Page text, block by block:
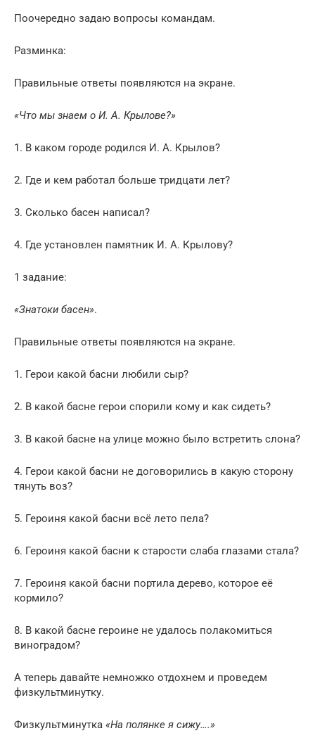
Поочередно задаю вопросы командам.
Разминка:
Правильные ответы появляются на экране.
«Что мы знаем о И. А. Крылове?»
1. В каком городе родился И. А. Крылов?
2. Где и кем работал больше тридцати лет?
3. Сколько басен написал?
4. Где установлен памятник И. А. Крылову?
1 задание:
«Знатоки басен».
Правильные ответы появляются на экране.
1. Герои какой басни любили сыр?
2. В какой басне герои спорили кому и как сидеть?
3. В какой басне на улице можно было встретить слона?
4. Герои какой басни не договорились в какую сторону
тянуть воз?
5. Героиня какой басни всё лето пела?
6. Героиня какой басни к старости слаба глазами стала?
7. Героиня какой басни портила дерево, которое её
кормило?
8. В какой басне героине не удалось полакомиться
виноградом?
А теперь давайте немножко отдохнем и проведем
физкультминутку.
Физкультминутка «На полянке я сижу….»